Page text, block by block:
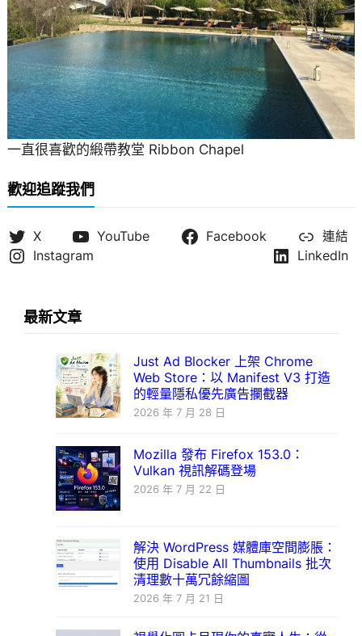
一直很喜歡的緞帶教堂 Ribbon Chapel
歡迎追蹤我們
X YouTube Facebook
連結
Instagram
LinkedIn
最新文章
Just Ad Blocker 上架 Chrome
Web Store：以 Manifest V3 打造
的輕量隱私優先廣告攔截器
2026 年 7 月 28 日
Mozilla 發布 Firefox 153.0：
Vulkan 視訊解碼登場
2026 年 7 月 22 日
解決 WordPress 媒體庫空間膨脹：
使用 Disable All Thumbnails 批次
清理數十萬冗餘縮圖
2026 年 7 月 21 日